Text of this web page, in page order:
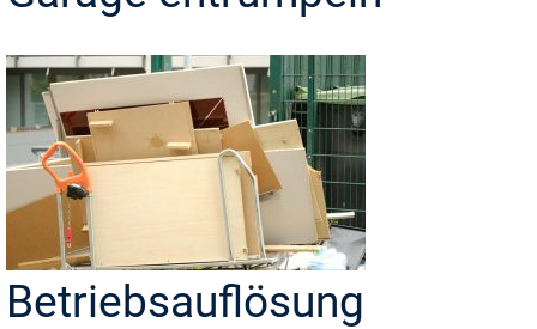
Betriebsauflösung